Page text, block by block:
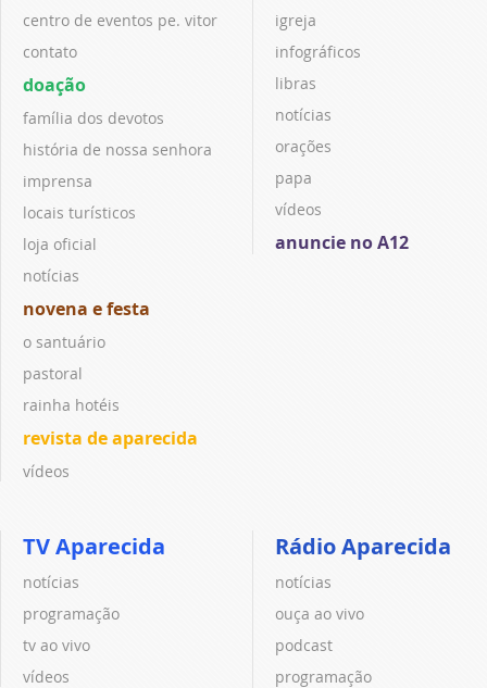
centro de eventos pe. vitor
contato
doação
família dos devotos
história de nossa senhora
imprensa
locais turísticos
loja oficial
notícias
novena e festa
o santuário
pastoral
rainha hotéis
revista de aparecida
vídeos
igreja
infográficos
libras
notícias
orações
papa
vídeos
anuncie no A12
TV Aparecida
notícias
programação
tv ao vivo
vídeos
Rádio Aparecida
notícias
ouça ao vivo
podcast
programação